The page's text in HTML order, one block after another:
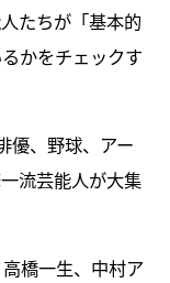
たちが「基本的
かをチェックす
優、野球、アー
流芸能人が大集
橋一生、中村ア